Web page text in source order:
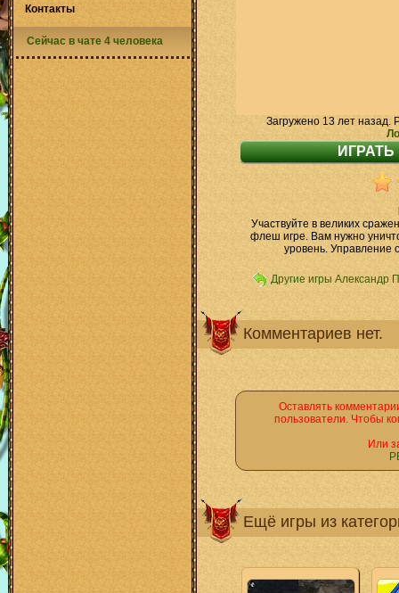
Загружено 13 лет назад.
Участвуйте в великих
флеш игре. Вам нужно
уровень.
Другие игры Александр
Комментариев нет.
Оставлять
пользователи. Чтобы
Или
Ещё игры из
Контакты
Сейчас в чате 4 человека